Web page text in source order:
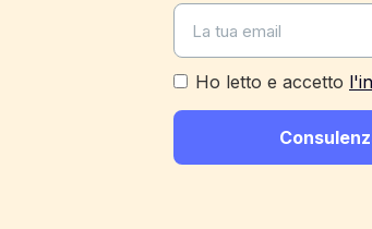
Ho letto e accetto